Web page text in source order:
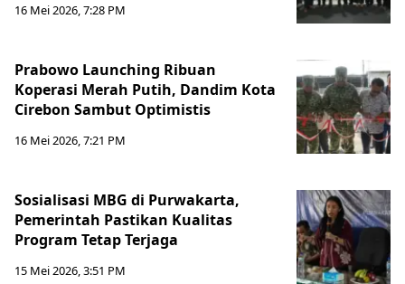
16 Mei 2026, 7:28 PM
Prabowo Launching Ribuan
Koperasi Merah Putih, Dandim Kota
Cirebon Sambut Optimistis
16 Mei 2026, 7:21 PM
Sosialisasi MBG di Purwakarta,
Pemerintah Pastikan Kualitas
Program Tetap Terjaga
15 Mei 2026, 3:51 PM